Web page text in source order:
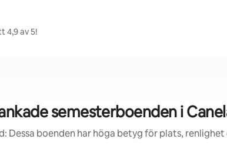
4,9 av 5!
semesterboenden i
Dessa boenden har höga betyg för plats, renlighet